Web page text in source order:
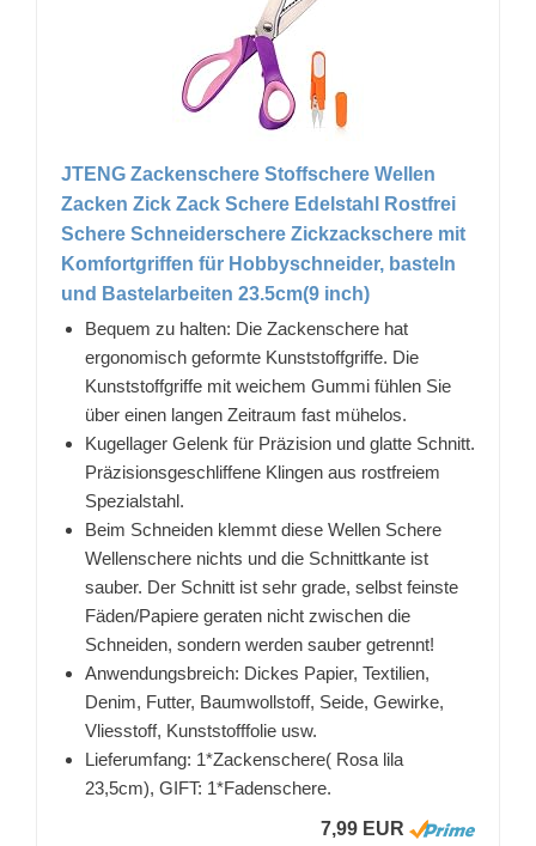
JTENG Zackenschere Stoffschere Wellen
Zacken Zick Zack Schere Edelstahl Rostfrei
Schere Schneiderschere Zickzackschere mit
Komfortgriffen für Hobbyschneider, basteln
und Bastelarbeiten 23.5cm(9 inch)
Bequem zu halten: Die Zackenschere hat
ergonomisch geformte Kunststoffgriffe. Die
Kunststoffgriffe mit weichem Gummi fühlen Sie
über einen langen Zeitraum fast mühelos.
Kugellager Gelenk für Präzision und glatte Schnitt.
Präzisionsgeschliffene Klingen aus rostfreiem
Spezialstahl.
Beim Schneiden klemmt diese Wellen Schere
Wellenschere nichts und die Schnittkante ist
sauber. Der Schnitt ist sehr grade, selbst feinste
Fäden/Papiere geraten nicht zwischen die
Schneiden, sondern werden sauber getrennt!
Anwendungsbreich: Dickes Papier, Textilien,
Denim, Futter, Baumwollstoff, Seide, Gewirke,
Vliesstoff, Kunststofffolie usw.
Lieferumfang: 1*Zackenschere( Rosa lila
23,5cm), GIFT: 1*Fadenschere.
7,99 EUR